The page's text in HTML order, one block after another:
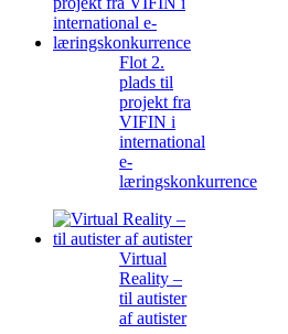
Flot 2.
plads til
projekt fra
VIFIN i
international
e-
læringskonkurrence
Virtual
Reality –
til autister
af autister